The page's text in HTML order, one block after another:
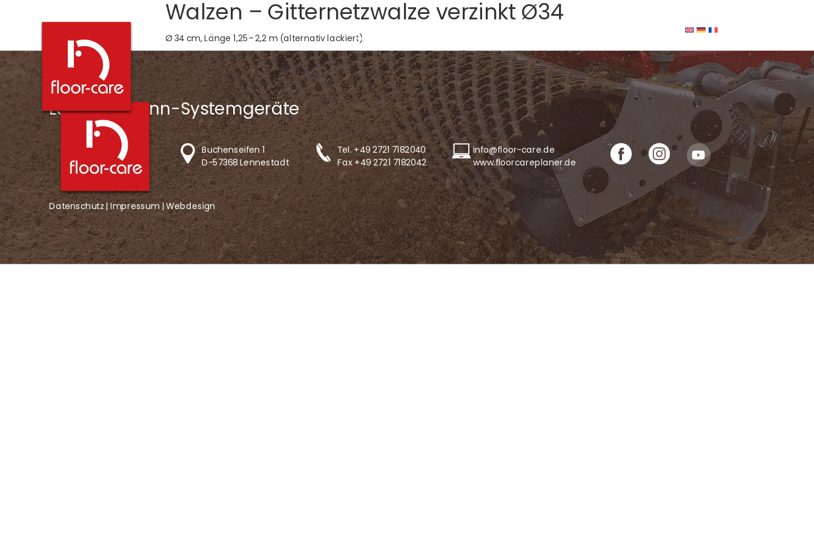
Home
Walzen – Gitternetzwalze verzinkt Ø34
Ø 34 cm, Länge 1,25–2,2 m (alternativ lackiert).
LS-Lingemann-Systemgeräte
Buchenseifen 1
D-57368 Lennestadt
Tel.+49 2721 7182040
Fax +49 2721 7182042
info@floor-care.de
www.floorcareplaner.de
Datenschutz |Impressum|Webdesign